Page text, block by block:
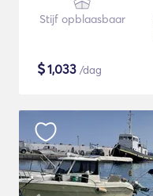
Stijf opblaasbaar
$1,033 /dag